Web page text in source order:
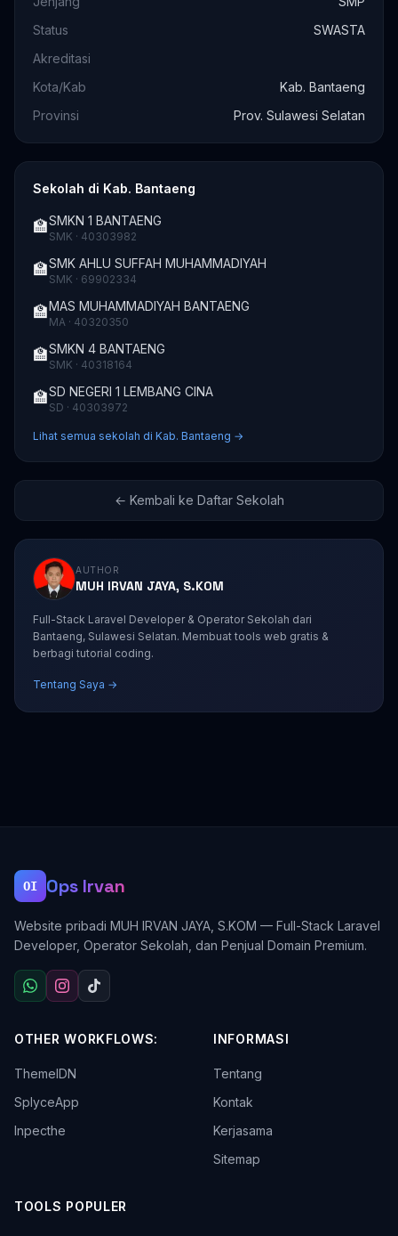
Status
SWASTA
Akreditasi
Kota/Kab
Kab. Bantaeng
Provinsi
Prov. Sulawesi Selatan
Sekolah di Kab. Bantaeng
🏫SMKN 1 BANTAENG
SMK · 40303982
🏫SMK AHLU SUFFAH MUHAMMADIYAH
SMK · 69902334
🏫MAS MUHAMMADIYAH BANTAENG
MA · 40320350
🏫SMKN 4 BANTAENG
SMK · 40318164
🏫SD NEGERI 1 LEMBANG CINA
SD · 40303972
Lihat semua sekolah di Kab. Bantaeng →
← Kembali ke Daftar Sekolah
AUTHOR
MUH IRVAN JAYA, S.KOM
Full-Stack Laravel Developer & Operator Sekolah dari
Bantaeng, Sulawesi Selatan. Membuat tools web gratis &
berbagi tutorial coding.
Tentang Saya →
OI Ops Irvan
Website pribadi MUH IRVAN JAYA, S.KOM — Full-Stack Laravel
Developer, Operator Sekolah, dan Penjual Domain Premium.
OTHER WORKFLOWS:
ThemeIDN
SplyceApp
Inpecthe
INFORMASI
Tentang
Kontak
Kerjasama
Sitemap
TOOLS POPULER